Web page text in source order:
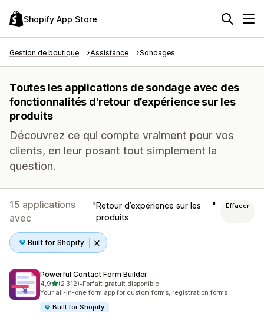
Shopify App Store
Gestion de boutique Assistance Sondages
Toutes les applications de sondage avec des
fonctionnalités d'retour d’expérience sur les
produits
Découvrez ce qui compte vraiment pour vos
clients, en leur posant tout simplement la
question.
15 applications
avec
Retour d’expérience sur les
produits
Effacer
Built for Shopify
Powerful Contact Form Builder
4,9étoile(s) sur 5
(2 312)
2312 avis au total
•Forfait gratuit disponible
Your all-in-one form app for custom forms, registration forms
Built for Shopify